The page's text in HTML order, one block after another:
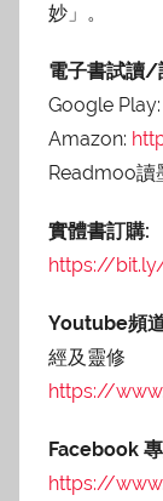
妙」。
電子書試讀/
Google Play:
Amazon:
Readmoo讀
實體書訂購:
https://
Youtube頻
經及靈修
https://
Facebook
https://